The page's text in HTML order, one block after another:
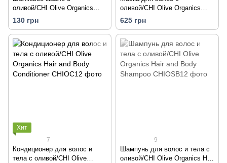
оливой/CHI Olive Organics
Olive&Silk Hair and Body Oil
130 грн
оливой/CHI Olive Organics
Treatment Masque 177 мл
625 грн
Хит
7
Кондиционер для волос и
тела с оливой/CHI Olive
9
Шампунь для волос и тела с
оливой/CHI Olive Organics Hair